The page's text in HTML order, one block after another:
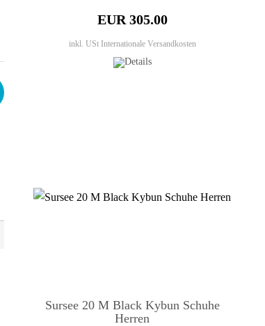
EUR 305.00
inkl. USt Internationale Versandkosten
Sursee 20 M Black Kybun Schuhe
Herren